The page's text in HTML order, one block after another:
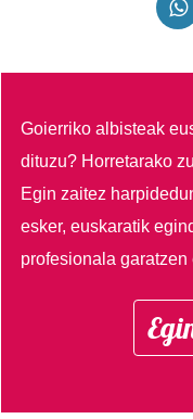
Goierriko albisteak
dituzu? Horretarako
Egin zaitez
esker, euskaratik
profesionala